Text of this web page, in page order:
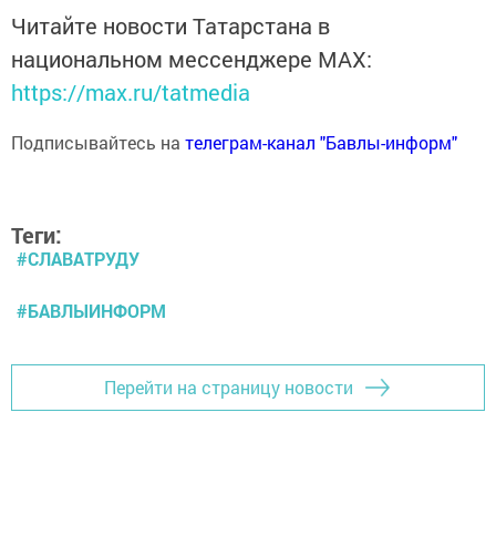
Читайте новости Татарстана в
национальном мессенджере MАХ:
https://max.ru/tatmedia
Подписывайтесь на телеграм-канал "Бавлы-информ"
Теги:
#СЛАВАТРУДУ
#БАВЛЫИНФОРМ
Перейти на страницу новости